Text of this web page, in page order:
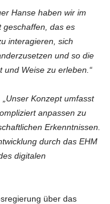
Hanse haben wir im
geschaffen, das es
interagieren, sich
und so die
und Weise zu erleben.“
„Unser Konzept umfasst
anpassen zu
Erkenntnissen.
durch das EHM
digitalen
über das